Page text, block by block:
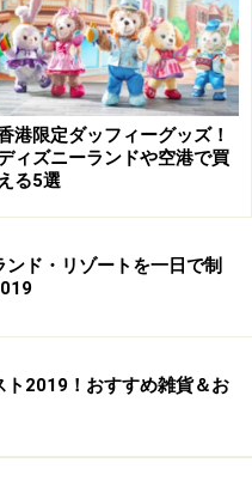
港限定ダッフィーグッズ！
ィズニーランドや空港で買
える5選
ド・リゾートを一日で制
ト2019！おすすめ雑貨＆お